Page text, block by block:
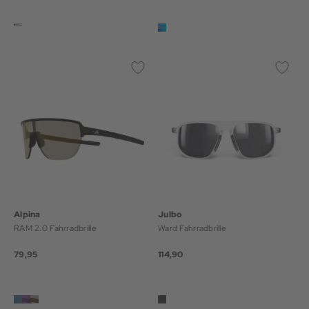
Alpina
RAM 2.0 Fahrradbrille
79,95
Julbo
Ward Fahrradbrille
114,90